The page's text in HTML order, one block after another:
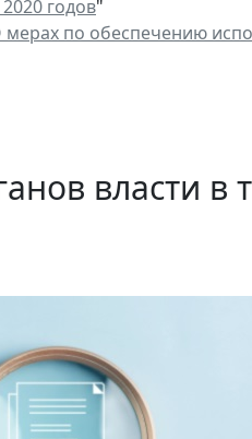
годов"
мерах по обеспечению
власти в